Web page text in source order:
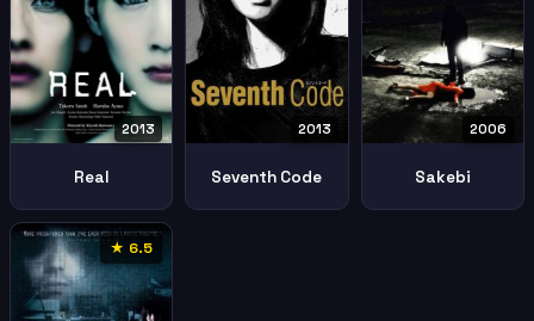
2013
Real
2013
Seventh Code
2006
Sakebi
★ 6.5